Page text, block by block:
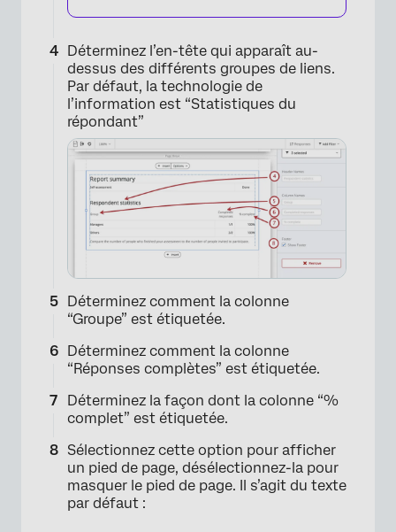
Déterminez l’en-tête qui apparaît au-
dessus des différents groupes de liens.
Par défaut, la technologie de
l’information est “Statistiques du
répondant”
Déterminez comment la colonne
“Groupe” est étiquetée.
Déterminez comment la colonne
“Réponses complètes” est étiquetée.
Déterminez la façon dont la colonne “%
complet” est étiquetée.
Sélectionnez cette option pour afficher
un pied de page, désélectionnez-la pour
masquer le pied de page. Il s’agit du texte
par défaut :